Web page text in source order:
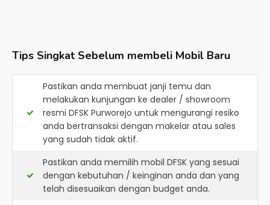
Tips Singkat Sebelum membeli Mobil Baru
Pastikan anda membuat janji temu dan
melakukan kunjungan ke dealer / showroom
resmi DFSK Purworejo untuk mengurangi resiko
anda bertransaksi dengan makelar atau sales
yang sudah tidak aktif.
Pastikan anda memilih mobil DFSK yang sesuai
dengan kebutuhan / keinginan anda dan yang
telah disesuaikan dengan budget anda.